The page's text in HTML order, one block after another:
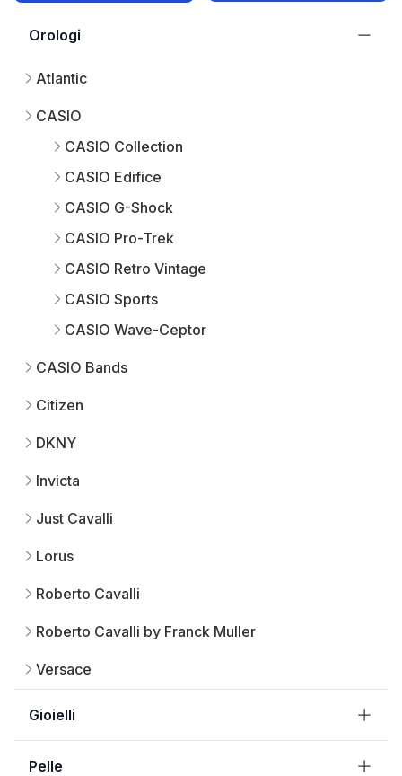
Orologi
Atlantic
CASIO
CASIO Collection
CASIO Edifice
CASIO G-Shock
CASIO Pro-Trek
CASIO Retro Vintage
CASIO Sports
CASIO Wave-Ceptor
CASIO Bands
Citizen
DKNY
Invicta
Just Cavalli
Lorus
Roberto Cavalli
Roberto Cavalli by Franck Muller
Versace
Gioielli
Pelle